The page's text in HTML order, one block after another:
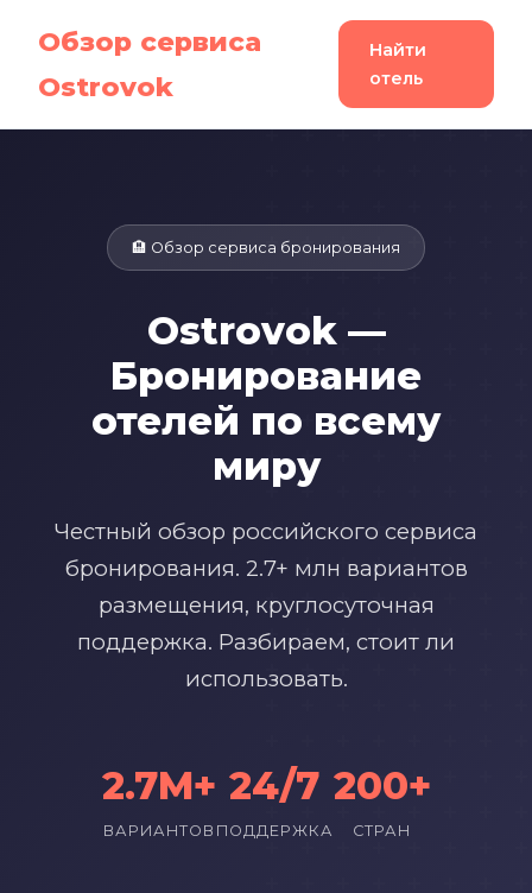
Обзор сервиса
Ostrovok
Найти
отель
🏨 Обзор сервиса бронирования
Ostrovok —
Бронирование
отелей по всему
миру
Честный обзор российского сервиса
бронирования. 2.7+ млн вариантов
размещения, круглосуточная
поддержка. Разбираем, стоит ли
использовать.
2.7M+
ВАРИАНТОВ
24/7
ПОДДЕРЖКА
200+
СТРАН